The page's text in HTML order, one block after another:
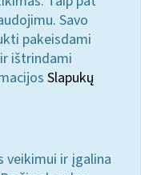
Savo
pakeisdami
ištrindami
Slapukų
veikimui ir įgalina